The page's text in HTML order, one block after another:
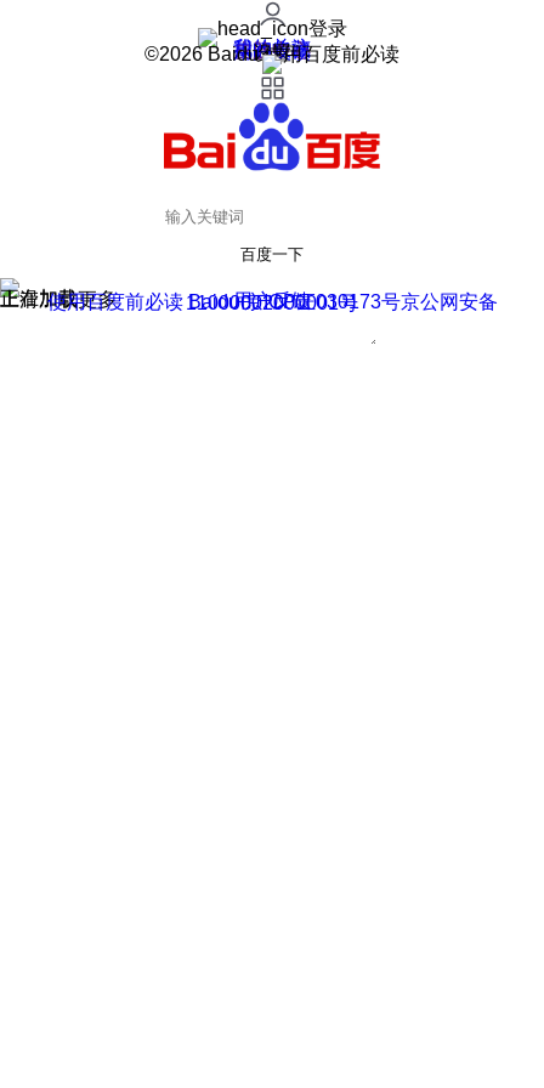
登录
我的关注
我的收藏
皮肤中心
用户反馈
设置
©2026 Baidu 使用百度前必读
百度一下
正在加载
上滑加载更多 用户反馈
使用百度前必读 Baidu 京ICP证030173号
京公网安备11000002000001号